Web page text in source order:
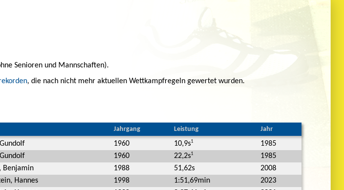
Senioren und Mannschaften).
, die nach nicht mehr aktuellen Wettkampfregeln gewertet wurden.
Jahrgang Leistung Jahr
1960 10,9s1
1985
1960 22,2s1
1985
Benjamin 1988 51,62s
2008
Hannes 1998 1:51,69min
2023